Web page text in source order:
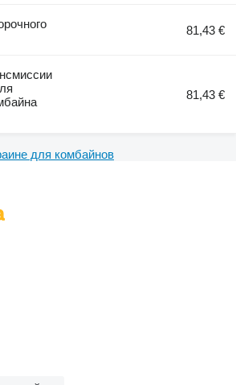
81,43 €
81,43 €
для комбайнов